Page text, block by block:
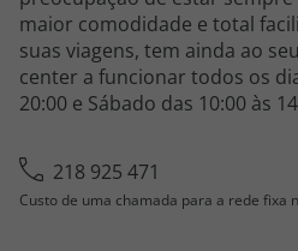
maior comodidade e total
suas viagens, tem ainda ao
center a funcionar todos os
20:00 e Sábado das 10:00 às
218 925 471
Custo de uma chamada para a rede fixa